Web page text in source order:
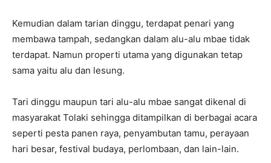
Kemudian dalam tarian dinggu, terdapat penari yang
membawa tampah, sedangkan dalam alu-alu mbae tidak
terdapat. Namun properti utama yang digunakan tetap
sama yaitu alu dan lesung.
Tari dinggu maupun tari alu-alu mbae sangat dikenal di
masyarakat Tolaki sehingga ditampilkan di berbagai acara
seperti pesta panen raya, penyambutan tamu, perayaan
hari besar, festival budaya, perlombaan, dan lain-lain.